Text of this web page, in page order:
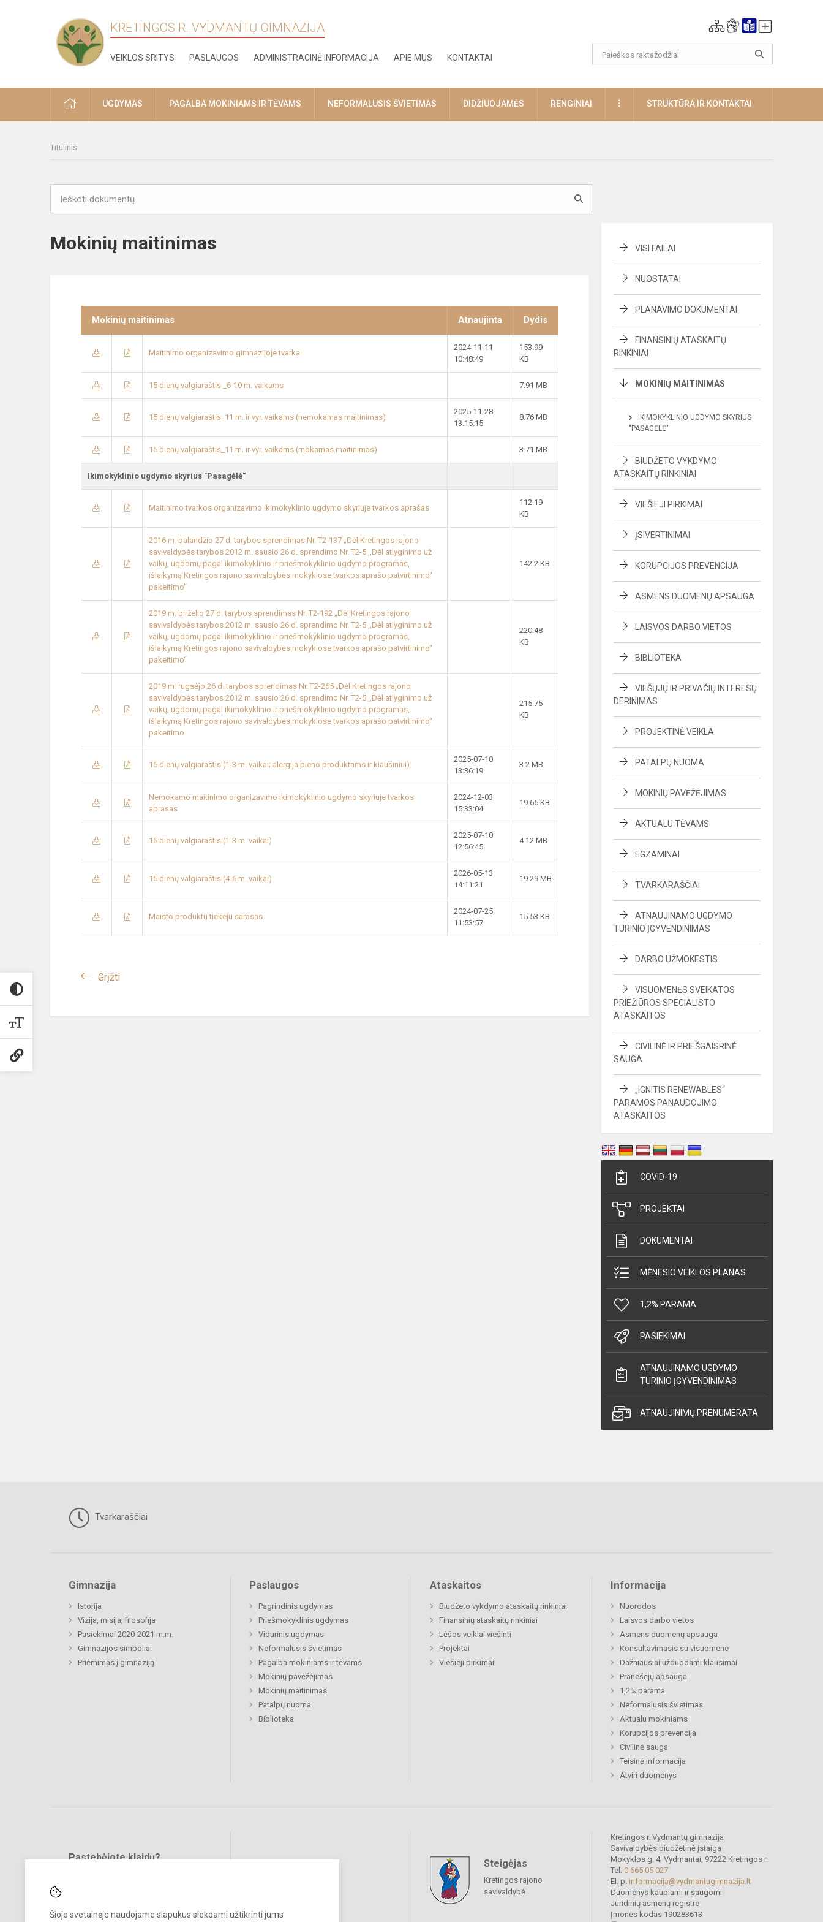
Šioje svetainėje naudojame slapukus siekdami užtikrinti jums
KRETINGOS R. VYDMANTŲ GIMNAZIJA
VEIKLOS SRITYS PASLAUGOS ADMINISTRACINĖ INFORMACIJA APIE MUS KONTAKTAI
PRADŽIAUGDYMAS PAGALBA MOKINIAMS IR TĖVAMS NEFORMALUSIS ŠVIETIMAS DIDŽIUOJAMĖS RENGINIAI DAUGIAUSTRUKTŪRA IR KONTAKTAI
Titulinis
Mokinių maitinimas
Mokinių maitinimas Atnaujinta Dydis
Maitinimo organizavimo gimnazijoje tvarka
2024-11-11
10:48:49
153.99
KB
15 dienų valgiaraštis _6-10 m. vaikams 7.91 MB
15 dienų valgiaraštis_11 m. ir vyr. vaikams (nemokamas maitinimas)
2025-11-28
13:15:15
8.76 MB
15 dienų valgiaraštis_11 m. ir vyr. vaikams (mokamas maitinimas) 3.71 MB
Ikimokyklinio ugdymo skyrius "Pasagėlė"
Maitinimo tvarkos organizavimo ikimokyklinio ugdymo skyriuje tvarkos aprašas
112.19
KB
2016 m. balandžio 27 d. tarybos sprendimas Nr. T2-137 „Dėl Kretingos rajono
savivaldybės tarybos 2012 m. sausio 26 d. sprendimo Nr. T2-5 ,,Dėl atlyginimo už
vaikų, ugdomų pagal ikimokyklinio ir priešmokyklinio ugdymo programas,
išlaikymą Kretingos rajono savivaldybės mokyklose tvarkos aprašo patvirtinimo“
pakeitimo“
142.2 KB
2019 m. birželio 27 d. tarybos sprendimas Nr. T2-192 „Dėl Kretingos rajono
savivaldybės tarybos 2012 m. sausio 26 d. sprendimo Nr. T2-5 ,,Dėl atlyginimo už
vaikų, ugdomų pagal ikimokyklinio ir priešmokyklinio ugdymo programas,
išlaikymą Kretingos rajono savivaldybės mokyklose tvarkos aprašo patvirtinimo“
pakeitimo“
220.48
KB
2019 m. rugsėjo 26 d. tarybos sprendimas Nr. T2-265 „Dėl Kretingos rajono
savivaldybės tarybos 2012 m. sausio 26 d. sprendimo Nr. T2-5 ,,Dėl atlyginimo už
vaikų, ugdomų pagal ikimokyklinio ir priešmokyklinio ugdymo programas,
išlaikymą Kretingos rajono savivaldybės mokyklose tvarkos aprašo patvirtinimo“
pakeitimo
215.75
KB
15 dienų valgiaraštis (1-3 m. vaikai; alergija pieno produktams ir kiaušiniui)
2025-07-10
13:36:19
3.2 MB
Nemokamo maitinimo organizavimo ikimokyklinio ugdymo skyriuje tvarkos
aprasas
2024-12-03
15:33:04
19.66 KB
15 dienų valgiaraštis (1-3 m. vaikai)
2025-07-10
12:56:45
4.12 MB
15 dienų valgiaraštis (4-6 m. vaikai)
2026-05-13
14:11:21
19.29 MB
Maisto produktu tiekeju sarasas
2024-07-25
11:53:57
15.53 KB
Grįžti
VISI FAILAI
NUOSTATAI
PLANAVIMO DOKUMENTAI
FINANSINIŲ ATASKAITŲ
RINKINIAI
MOKINIŲ MAITINIMAS
IKIMOKYKLINIO UGDYMO SKYRIUS
"PASAGĖLĖ"
BIUDŽETO VYKDYMO
ATASKAITŲ RINKINIAI
VIEŠIEJI PIRKIMAI
ĮSIVERTINIMAI
KORUPCIJOS PREVENCIJA
ASMENS DUOMENŲ APSAUGA
LAISVOS DARBO VIETOS
BIBLIOTEKA
VIEŠŲJŲ IR PRIVAČIŲ INTERESŲ
DERINIMAS
PROJEKTINĖ VEIKLA
PATALPŲ NUOMA
MOKINIŲ PAVĖŽĖJIMAS
AKTUALU TĖVAMS
EGZAMINAI
TVARKARAŠČIAI
ATNAUJINAMO UGDYMO
TURINIO ĮGYVENDINIMAS
DARBO UŽMOKESTIS
VISUOMENĖS SVEIKATOS
PRIEŽIŪROS SPECIALISTO
ATASKAITOS
CIVILINĖ IR PRIEŠGAISRINĖ
SAUGA
„IGNITIS RENEWABLES“
PARAMOS PANAUDOJIMO
ATASKAITOS
COVID-19
PROJEKTAI
DOKUMENTAI
MĖNESIO VEIKLOS PLANAS
1,2% PARAMA
PASIEKIMAI
ATNAUJINAMO UGDYMO
TURINIO ĮGYVENDINIMAS
ATNAUJINIMŲ PRENUMERATA
Tvarkaraščiai
Gimnazija
Istorija
Vizija, misija, filosofija
Pasiekimai 2020-2021 m.m.
Gimnazijos simboliai
Priėmimas į gimnaziją
Paslaugos
Pagrindinis ugdymas
Priešmokyklinis ugdymas
Vidurinis ugdymas
Neformalusis švietimas
Pagalba mokiniams ir tėvams
Mokinių pavėžėjimas
Mokinių maitinimas
Patalpų nuoma
Biblioteka
Ataskaitos
Biudžeto vykdymo ataskaitų rinkiniai
Finansinių ataskaitų rinkiniai
Lėšos veiklai viešinti
Projektai
Viešieji pirkimai
Informacija
Nuorodos
Laisvos darbo vietos
Asmens duomenų apsauga
Konsultavimasis su visuomene
Dažniausiai užduodami klausimai
Pranešėjų apsauga
1,2% parama
Neformalusis švietimas
Aktualu mokiniams
Korupcijos prevencija
Civilinė sauga
Teisinė informacija
Atviri duomenys
Pastebėjote klaidų?
Steigėjas
Kretingos rajono
savivaldybė
Kretingos r. Vydmantų gimnazija
Savivaldybės biudžetinė įstaiga
Mokyklos g. 4, Vydmantai, 97222 Kretingos r.
Tel. 0 665 05 027
El. p. informacija@vydmantugimnazija.lt
Duomenys kaupiami ir saugomi
Juridinių asmenų registre
Įmonės kodas 190283613